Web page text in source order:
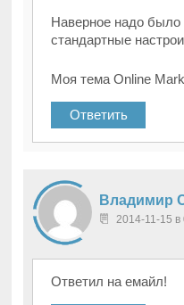
Наверное надо было
стандартные
Моя тема Online
Ответить
Владимир
2014-11-15 в
Ответил на емайл!